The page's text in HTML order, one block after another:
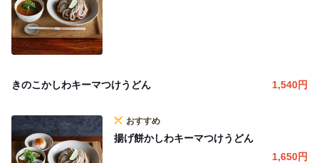
きのこかしわキーマつけうどん 1,540円
おすすめ
揚げ餅かしわキーマつけうどん
1,650円